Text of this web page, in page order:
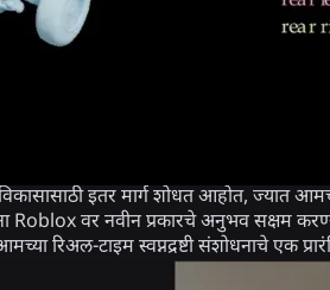
इतर मार्ग शोधत आहोत, ज्यात
Roblox वर नवीन प्रकारचे अनुभव सक्षम
रिअल-टाइम स्वप्नद्रष्टी संशोधनाचे एक